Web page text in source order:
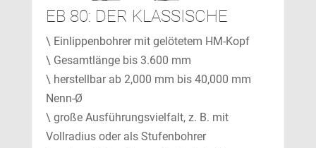
EB 80: DER KLASSISCHE
\ Einlippenbohrer mit gelötetem HM-Kopf
\ Gesamtlänge bis 3.600 mm
\ herstellbar ab 2,000 mm bis 40,000 mm
Nenn-Ø
\ große Ausführungsvielfalt, z. B. mit
Vollradius oder als Stufenbohrer